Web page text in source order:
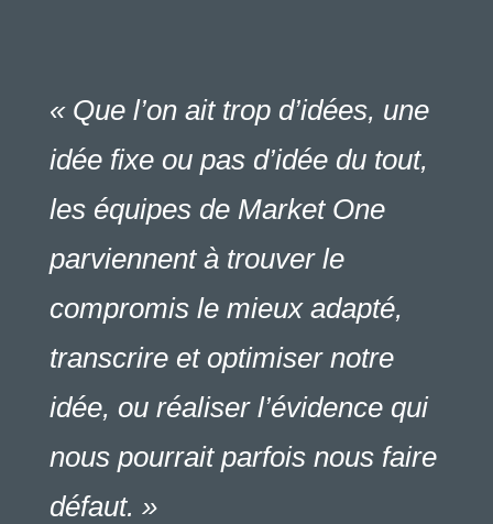
« Que l’on ait trop d’idées, une
idée fixe ou pas d’idée du tout,
les équipes de Market One
parviennent à trouver le
compromis le mieux adapté,
transcrire et optimiser notre
idée, ou réaliser l’évidence qui
nous pourrait parfois nous faire
défaut. »